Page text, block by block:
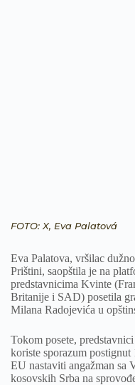
FOTO: X, Eva Palatová
Eva Palatova, vršilac
Prištini, saopštila je na
predstavnicima Kvinte
Britanije i SAD) posetila
Milana Radojevića u
Tokom posete,
koriste sporazum postignut
EU nastaviti angažman sa
kosovskih Srba na